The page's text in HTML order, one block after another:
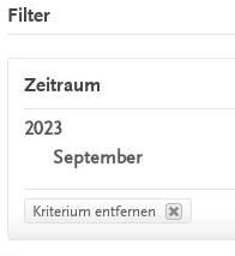
Filter
Zeitraum
2023
September
Kriterium entfernen